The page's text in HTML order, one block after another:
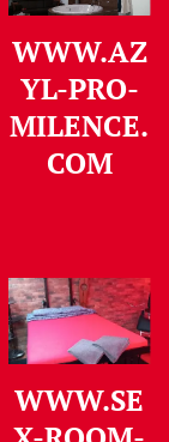
WWW.AZ
YL-PRO-
MILENCE.
COM
WWW.SE